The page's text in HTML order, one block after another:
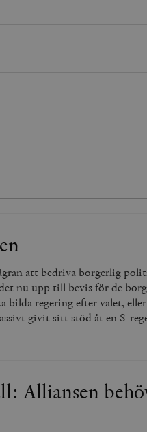
att bedriva borgerlig
nu upp till bevis för de
regering efter valet,
givit sitt stöd åt en S-
Alliansen